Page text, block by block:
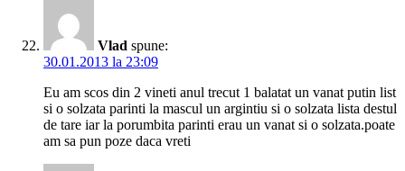
Vlad spune:
30.01.2013 la 23:09
Eu am scos din 2 vineti anul trecut 1 balatat un vanat putin list
si o solzata parinti la mascul un argintiu si o solzata lista destul
de tare iar la porumbita parinti erau un vanat si o solzata.poate
am sa pun poze daca vreti